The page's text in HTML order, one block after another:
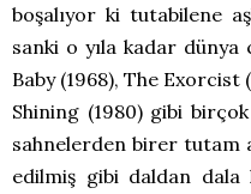
boşalıyor ki tutabilene
sanki o yıla kadar dünya
Baby (1968), The Exorcist
Shining (1980) gibi
sahnelerden birer tutam
edilmiş gibi daldan